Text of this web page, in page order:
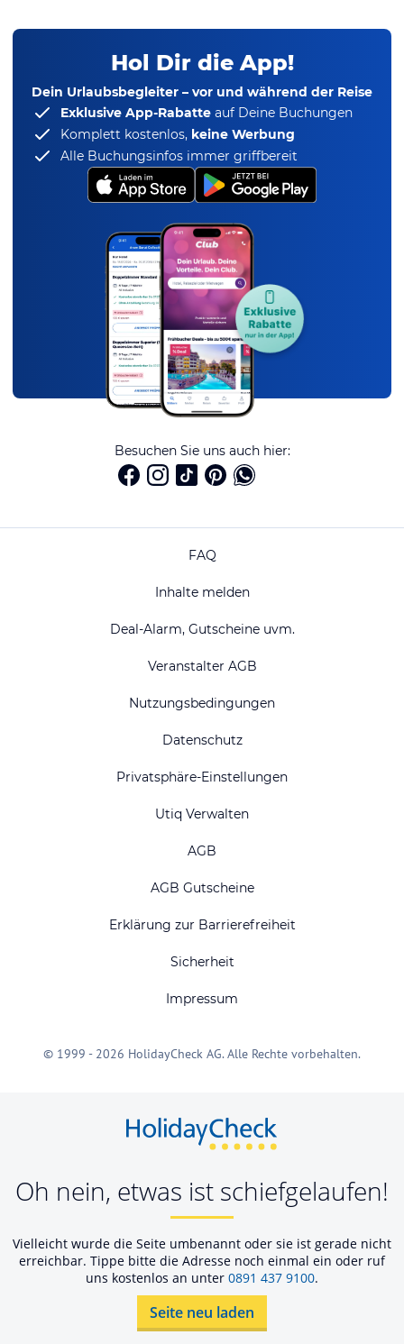
Hol Dir die App!
Dein Urlaubsbegleiter – vor und während der Reise
Exklusive App-Rabatte auf Deine Buchungen
Komplett kostenlos, keine Werbung
Alle Buchungsinfos immer griffbereit
Besuchen Sie uns auch hier:
FAQ
Inhalte melden
Deal-Alarm, Gutscheine uvm.
Veranstalter AGB
Nutzungsbedingungen
Datenschutz
Privatsphäre-Einstellungen
Utiq Verwalten
AGB
AGB Gutscheine
Erklärung zur Barrierefreiheit
Sicherheit
Impressum
© 1999 - 2026 HolidayCheck AG. Alle Rechte vorbehalten.
Oh nein, etwas ist schiefgelaufen!
Vielleicht wurde die Seite umbenannt oder sie ist gerade nicht
erreichbar. Tippe bitte die Adresse noch einmal ein oder ruf
uns kostenlos an unter 0891 437 9100.
Seite neu laden